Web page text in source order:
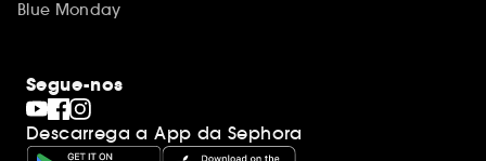
Blue Monday
Segue-nos
Descarrega a App da Sephora